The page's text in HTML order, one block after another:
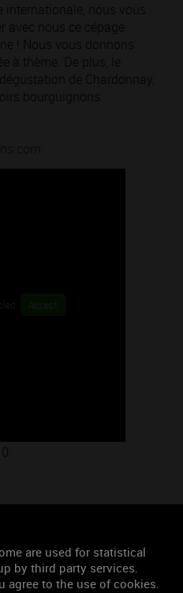
internationale, nous vous
avec nous ce cépage
! Nous vous donnons
à thème. De plus, le
de Chardonnay,
bourguignons.
Accept
are used for statistical
by third party services.
agree to the use of cookies.